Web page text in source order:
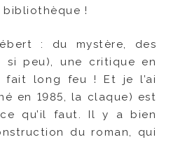
bibliothèque !
: du mystère, des
si peu), une critique en
fait long feu ! Et je l’ai
en 1985, la claque) est
ce qu’il faut. Il y a bien
du roman, qui